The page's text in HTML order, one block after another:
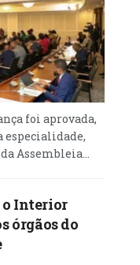
foi aprovada,
especialidade,
Assembleia...
o Interior
órgãos do